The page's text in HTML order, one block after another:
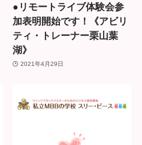
●リモートライブ体験会参
加表明開始です！《アビリ
ティ・トレーナー栗山葉
湖》
2021年4月29日